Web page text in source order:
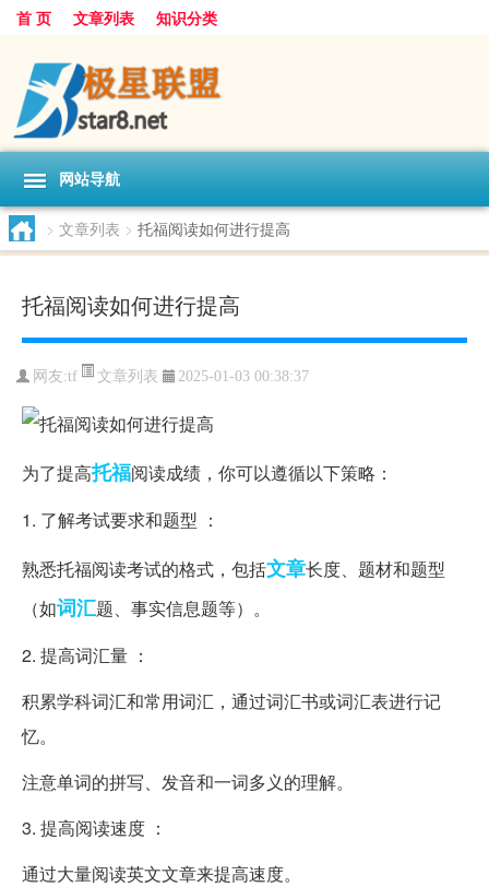
首 页 文章列表 知识分类
网站导航
> 文章列表 > 托福阅读如何进行提高
托福阅读如何进行提高
网友:tf 文章列表 2025-01-03 00:38:37
为了提高托福阅读成绩，你可以遵循以下策略：
1. 了解考试要求和题型 ：
熟悉托福阅读考试的格式，包括文章长度、题材和题型
（如词汇题、事实信息题等）。
2. 提高词汇量 ：
积累学科词汇和常用词汇，通过词汇书或词汇表进行记
忆。
注意单词的拼写、发音和一词多义的理解。
3. 提高阅读速度 ：
通过大量阅读英文文章来提高速度。